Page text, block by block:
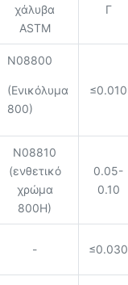
χάλυβα
ASTM
Γ
N08800
(Ενικόλυμα
800)
≤0.010
N08810
(ενθετικό
χρώμα
800H)
0.05-
0.10
- ≤0.030